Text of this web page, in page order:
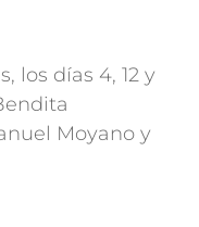
los días 4, 12 y
Moyano y